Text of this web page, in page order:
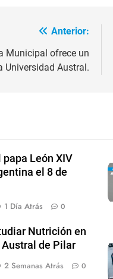
Anterior:
Municipal ofrece un
Universidad Austral.
León XIV
el 8 de
1 Día Atrás 0
Nutrición en
Austral de Pilar
2 Semanas Atrás 0